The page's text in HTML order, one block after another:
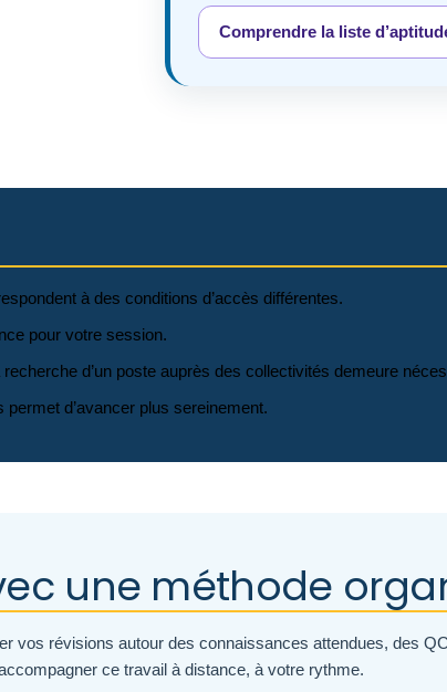
Comprendre la liste
à des conditions d’accès différentes.
pour votre session.
d’un poste auprès des collectivités demeure
d’avancer plus sereinement.
une méthode
vos révisions autour des connaissances attendues, des
ce travail à distance, à votre rythme.